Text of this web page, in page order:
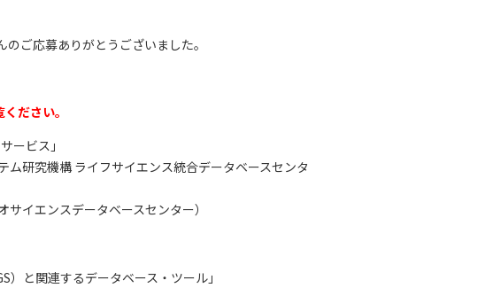
ご応募ありがとうございました。
ださい。
ービス」
ム研究機構 ライフサイエンス統合データベースセンタ
サイエンスデータベースセンター）
と関連するデータベース・ツール」